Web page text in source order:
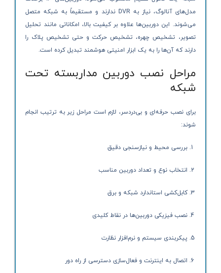
مدل‌های آنالوگ، نیاز به DVR ندارند و مستقیماً به شبکه متصل
می‌شوند. این دوربین‌ها علاوه بر کیفیت بالا، امکاناتی مانند تحلیل
تصویر، تشخیص چهره، تشخیص حرکت و حتی تشخیص پلاک را
دارند که آن‌ها را به یک ابزار امنیتی هوشمند تبدیل کرده است.
مراحل نصب دوربین مداربسته تحت
شبکه
برای نصب حرفه‌ای و بی‌دردسر، لازم است مراحل زیر به ترتیب انجام
شوند:
بررسی محیط و نیازسنجی دقیق
انتخاب نوع و تعداد دوربین مناسب
کابل‌کشی استاندارد شبکه و برق
نصب فیزیکی دوربین‌ها در نقاط کلیدی
پیکربندی سیستم و نرم‌افزار نظارت
اتصال به اینترنت و فعال‌سازی دسترسی از راه دور